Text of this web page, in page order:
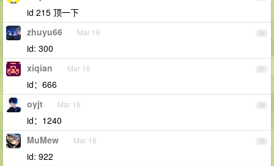
id 215 顶一下
36
zhuyu66 Mar 16
id: 300
37
xiqian Mar 16
id：666
38
oyjt Mar 16
id：1240
39
MuMew Mar 16
id: 922